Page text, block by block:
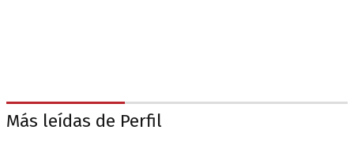
Más leídas de Perfil